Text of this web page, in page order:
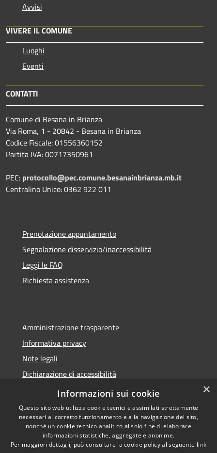
Avvisi
VIVERE IL COMUNE
Luoghi
Eventi
CONTATTI
Comune di Besana in Brianza
Via Roma, 1 - 20842 - Besana in Brianza
Codice Fiscale: 01556360152
Partita IVA: 00717350961
PEC: protocollo@pec.comune.besanainbrianza.mb.it
Centralino Unico: 0362 922 011
Prenotazione appuntamento
Segnalazione disservizio/inaccessibilità
Leggi le FAQ
Richiesta assistenza
Amministrazione trasparente
Informativa privacy
Note legali
Dichiarazione di accessibilità
Dichiarazione di accessibilità APP Municipium
Accessibilità
Copyright © 2026 • Comune di
Besana in Brianza • Powered
×
Informazioni sui cookie
Questo sito web utilizza cookie tecnici e assimilati strettamente
necessari al corretto funzionamento e alla navigazione del sito,
nonché un cookie tecnico analitico al solo fine di elaborare
informazioni statistiche, aggregate e anonime.
Per maggiori dettagli, può consultare la cookie policy al seguente link